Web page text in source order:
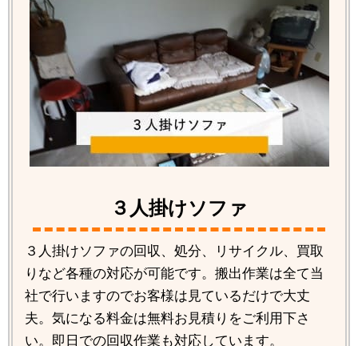
３人掛けソファ
３人掛けソファの回収、処分、リサイクル、買取
りなど各種の対応が可能です。搬出作業は全て当
社で行いますのでお客様は見ているだけで大丈
夫。気になる料金は無料お見積りをご利用下さ
い。即日での回収作業も対応しています。